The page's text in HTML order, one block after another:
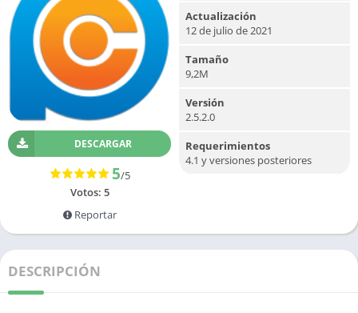
DESCARGAR
5/5
Votos: 5
Reportar
Actualización
12 de julio de 2021
Tamaño
9,2M
Versión
2.5.2.0
Requerimientos
4.1 y versiones posteriores
DESCRIPCIÓN